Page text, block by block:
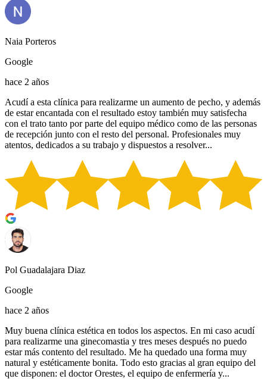
Naia Porteros
Google
hace 2 años
Acudí a esta clínica para realizarme un aumento de pecho, y además
de estar encantada con el resultado estoy también muy satisfecha
con el trato tanto por parte del equipo médico como de las personas
de recepción junto con el resto del personal. Profesionales muy
atentos, dedicados a su trabajo y dispuestos a resolver...
Pol Guadalajara Diaz
Google
hace 2 años
Muy buena clínica estética en todos los aspectos. En mi caso acudí
para realizarme una ginecomastia y tres meses después no puedo
estar más contento del resultado. Me ha quedado una forma muy
natural y estéticamente bonita. Todo esto gracias al gran equipo del
que disponen: el doctor Orestes, el equipo de enfermería y...